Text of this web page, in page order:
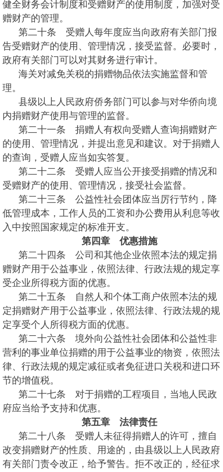
健全财务会计制度和受赠财产的使用制度，加强对受
赠财产的管理。
第二十条 受赠人每年度应当向政府有关部门报
告受赠财产的使用、管理情况，接受监督。必要时，
政府有关部门可以对其财务进行审计。
海关对减免关税的捐赠物品依法实施监督和管
理。
县级以上人民政府侨务部门可以参与对华侨向境
内捐赠财产使用与管理的监督。
第二十一条 捐赠人有权向受赠人查询捐赠财产
的使用、管理情况，并提出意见和建议。对于捐赠人
的查询，受赠人应当如实答复。
第二十二条 受赠人应当公开接受捐赠的情况和
受赠财产的使用、管理情况，接受社会监督。
第二十三条 公益性社会团体应当厉行节约，降
低管理成本，工作人员的工资和办公费用从利息等收
入中按照国家规定的标准开支。
第四章 优惠措施
第二十四条 公司和其他企业依照本法的规定捐
赠财产用于公益事业，依照法律、行政法规的规定享
受企业所得税方面的优惠。
第二十五条 自然人和个体工商户依照本法的规
定捐赠财产用于公益事业，依照法律、行政法规的规
定享受个人所得税方面的优惠。
第二十六条 境外向公益性社会团体和公益性非
营利的事业单位捐赠的用于公益事业的物资，依照法
律、行政法规的规定减征或者免征进口关税和进口环
节的增值税。
第二十七条 对于捐赠的工程项目，当地人民政
府应当给予支持和优惠。
第五章 法律责任
第二十八条 受赠人未征得捐赠人的许可，擅自
改变捐赠财产的性质、用途的，由县级以上人民政府
有关部门责令改正，给予警告。拒不改正的，经征求